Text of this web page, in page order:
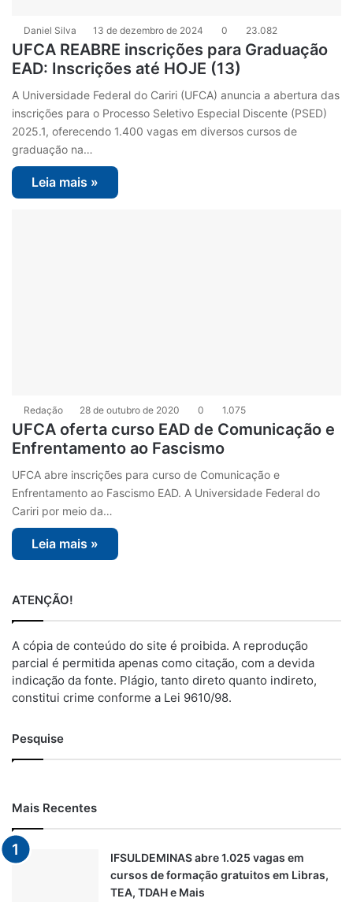
Daniel Silva 13 de dezembro de 2024 0 23.082
UFCA REABRE inscrições para Graduação
EAD: Inscrições até HOJE (13)
A Universidade Federal do Cariri (UFCA) anuncia a abertura das
inscrições para o Processo Seletivo Especial Discente (PSED)
2025.1, oferecendo 1.400 vagas em diversos cursos de
graduação na…
Leia mais »
Redação 28 de outubro de 2020 0 1.075
UFCA oferta curso EAD de Comunicação e
Enfrentamento ao Fascismo
UFCA abre inscrições para curso de Comunicação e
Enfrentamento ao Fascismo EAD. A Universidade Federal do
Cariri por meio da…
Leia mais »
ATENÇÃO!
A cópia de conteúdo do site é proibida. A reprodução
parcial é permitida apenas como citação, com a devida
indicação da fonte. Plágio, tanto direto quanto indireto,
constitui crime conforme a Lei 9610/98.
Pesquise
Mais Recentes
IFSULDEMINAS abre 1.025 vagas em
cursos de formação gratuitos em Libras,
TEA, TDAH e Mais